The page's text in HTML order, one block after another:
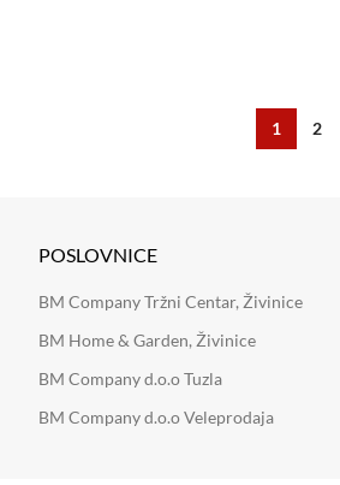
1 2
POSLOVNICE
BM Company Tržni Centar, Živinice
BM Home & Garden, Živinice
BM Company d.o.o Tuzla
BM Company d.o.o Veleprodaja